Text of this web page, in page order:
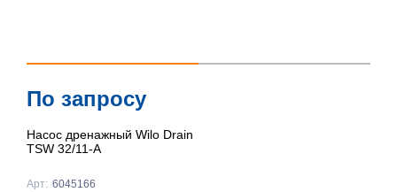
По запросу
Насос дренажный Wilo Drain
TSW 32/11-A
Арт: 6045166